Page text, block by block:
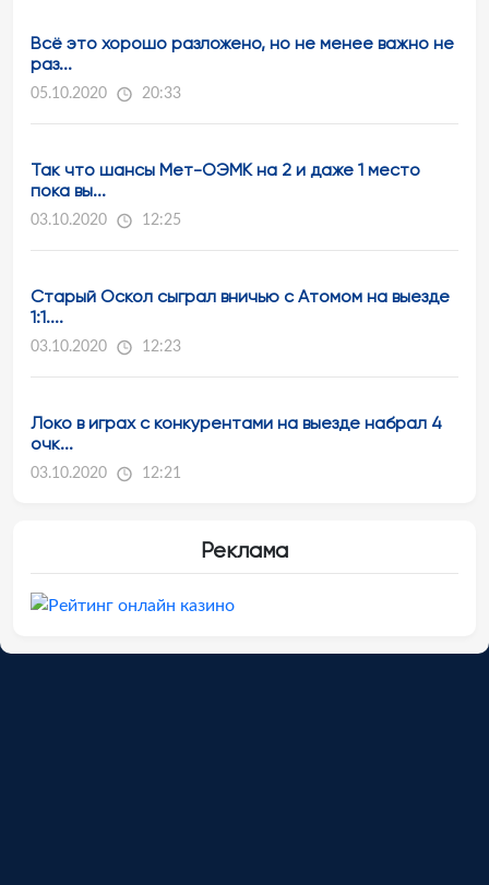
Всё это хорошо разложено, но не менее важно не
раз...
05.10.2020 20:33
Так что шансы Мет-ОЭМК на 2 и даже 1 место
пока вы...
03.10.2020 12:25
Старый Оскол сыграл вничью с Атомом на выезде
1:1....
03.10.2020 12:23
Локо в играх с конкурентами на выезде набрал 4
очк...
03.10.2020 12:21
Реклама